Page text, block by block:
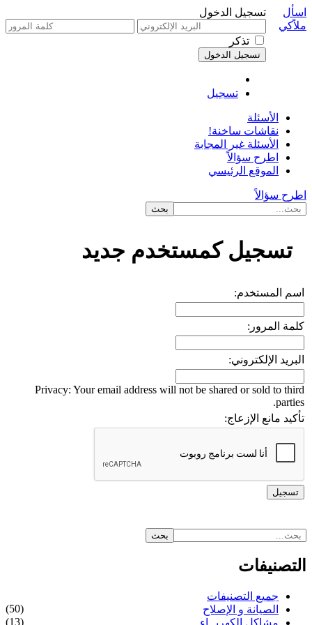
تسجيل الدخول
تذكر
تسجيل
اسأل
ملاًكي
الأسئلة
نقاشات ساخنة!
الأسئلة غير المجابة
اطرح سؤالاً
الموقع الرئيسي
اطرح سؤالاً
تسجيل كمستخدم جديد
اسم المستخدم:
كلمة المرور:
البريد الإلكتروني:
Privacy: Your email address will not be shared or sold to third
parties.
تأكيد مانع الإزعاج:
التصنيفات
جميع التصنيفات
الصيانة و الإصلاح
(50)
(13)